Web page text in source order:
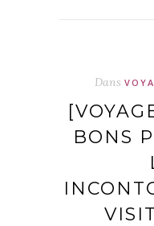
Dans
BONS